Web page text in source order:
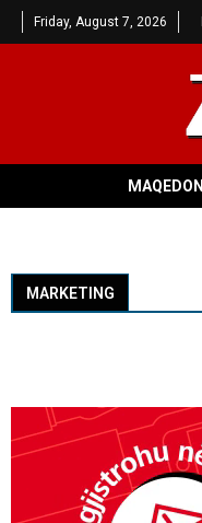
Friday, August 7, 2026
MAQEDONI
MARKETING